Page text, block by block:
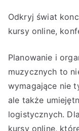
Odkryj świat
kursy online,
Planowanie i
muzycznych to
wymagające nie
ale także
logistycznych.
kursy online,